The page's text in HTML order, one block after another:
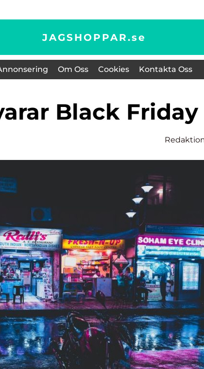
JAGSHOPPAR.se
Om Oss Cookies Kontakta Oss
Black Friday